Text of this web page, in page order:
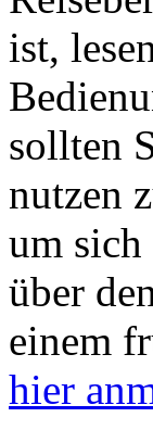
ist,
sollten
nutzen
um
über
einem
hier